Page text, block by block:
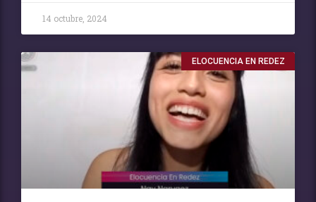
14 octubre, 2024
ELOCUENCIA EN REDEZ